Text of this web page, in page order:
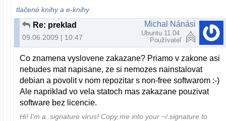
tlačené knihy a e-knihy
Re: preklad
09.06.2009 | 10:47
Michal Nánási
Ubuntu 11.04
Používateľ
Co znamena vyslovene zakazane? Priamo v zakone asi
nebudes mat napisane, ze si nemozes nainstalovat
debian a povolit v nom repozitar s non-free softwarom :-)
Ale napriklad vo vela statoch mas zakazane pouzivat
software bez licencie.
Hi! I'm a .signature virus! Copy me into your ~/.signature to